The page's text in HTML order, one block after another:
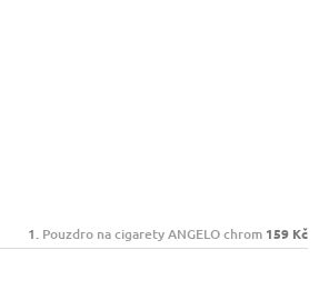
Pouzdro na cigarety ANGELO chrom 159 Kč